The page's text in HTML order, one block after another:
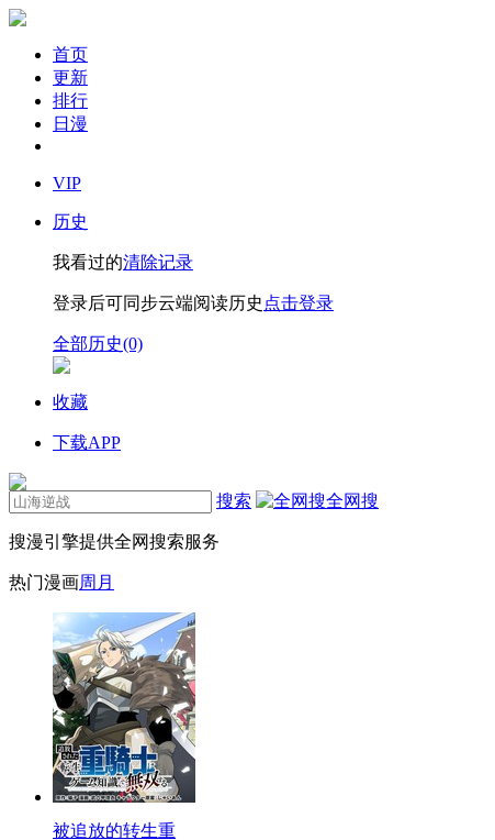
首页
更新
排行
日漫
VIP
历史
我看过的清除记录
登录后可同步云端阅读历史 点击登录
全部历史(0)
收藏
下载APP
搜索 全网搜
搜漫引擎提供全网搜索服务
热门漫画周 月
被追放的转生重